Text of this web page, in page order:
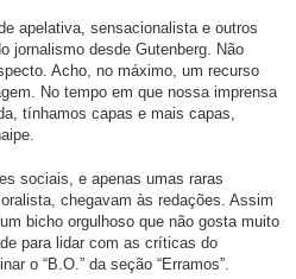
apelativa, sensacionalista e outros
jornalismo desde Gutenberg. Não
Acho, no máximo, um recurso
No tempo em que nossa imprensa
tínhamos capas e mais capas,
sociais, e apenas umas raras
chegavam às redações. Assim
bicho orgulhoso que não gosta muito
para lidar com as críticas do
o “B.O.” da seção “Erramos”.